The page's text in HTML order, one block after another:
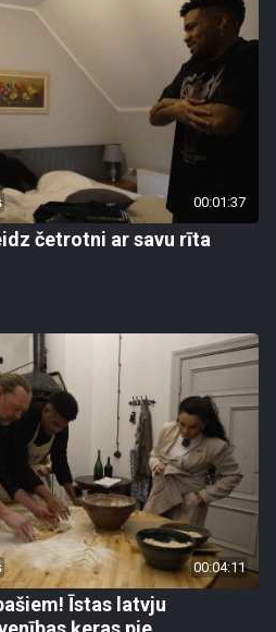
00:01:37
četrotni ar savu rīta
00:04:11
Īstas latvju